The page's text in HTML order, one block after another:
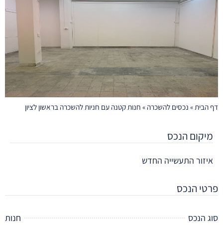
»נכסים להשכרה»חנות קטנה עם חניות להשכרה בראשון לציון
הנכס
התעשייה החדש
הנכס
הנכס
חנות